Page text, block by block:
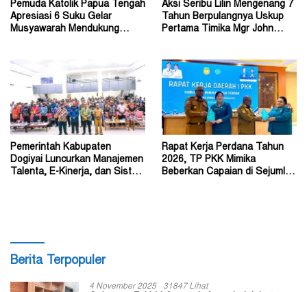
Pemuda Katolik Papua Tengah
Apresiasi 6 Suku Gelar
Musyawarah Mendukung
Aksi Seribu Lilin Mengenang 7
Tahun Berpulangnya Uskup
Pertama Timika Mgr John
Pemerintah Kabupaten
Dogiyai Luncurkan Manajemen
Talenta, E-Kinerja, dan Sistem
Rapat Kerja Perdana Tahun
2026, TP PKK Mimika
Beberkan Capaian di Sejumlah
Berita Terpopuler
4 November 2025 31847 Lihat